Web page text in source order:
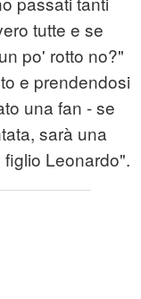
tutte e se
po' rotto no?"
e prendendosi
una fan - se
sarà una
Leonardo".